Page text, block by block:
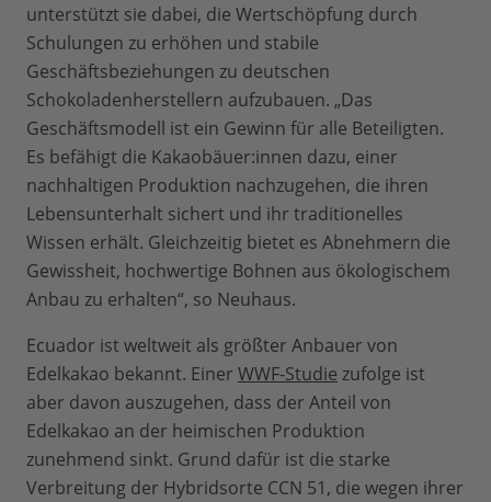
unterstützt sie dabei, die Wertschöpfung durch
Schulungen zu erhöhen und stabile
Geschäftsbeziehungen zu deutschen
Schokoladenherstellern aufzubauen. „Das
Geschäftsmodell ist ein Gewinn für alle Beteiligten.
Es befähigt die Kakaobäuer:innen dazu, einer
nachhaltigen Produktion nachzugehen, die ihren
Lebensunterhalt sichert und ihr traditionelles
Wissen erhält. Gleichzeitig bietet es Abnehmern die
Gewissheit, hochwertige Bohnen aus ökologischem
Anbau zu erhalten“, so Neuhaus.
Ecuador ist weltweit als größter Anbauer von
Edelkakao bekannt. Einer WWF-Studie zufolge ist
aber davon auszugehen, dass der Anteil von
Edelkakao an der heimischen Produktion
zunehmend sinkt. Grund dafür ist die starke
Verbreitung der Hybridsorte CCN 51, die wegen ihrer